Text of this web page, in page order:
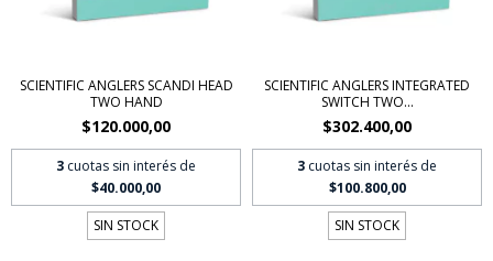
SCIENTIFIC ANGLERS SCANDI HEAD
TWO HAND
$120.000,00
3 cuotas sin interés de
$40.000,00
SIN STOCK
SCIENTIFIC ANGLERS INTEGRATED
SWITCH TWO...
$302.400,00
3 cuotas sin interés de
$100.800,00
SIN STOCK